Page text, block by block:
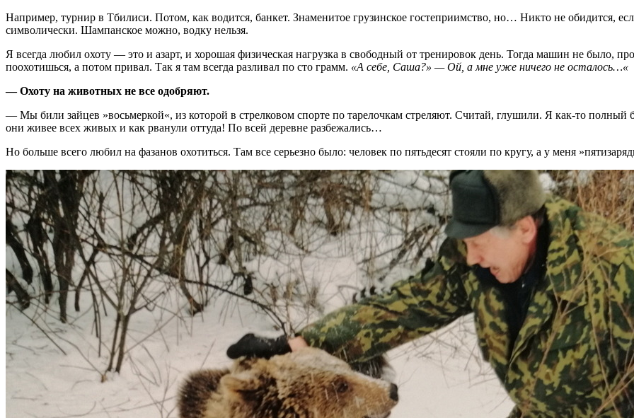
Например, турнир в Тбилиси. Потом, как водится, банкет. Знаменитое грузинское гостеприимство, но… Никто не обидится,
символически. Шампанское можно, водку нельзя.
Я всегда любил охоту — это и азарт, и хорошая физическая нагрузка в свободный от тренировок день. Тогда машин не было,
поохотишься, а потом привал. Так я там всегда разливал по сто грамм. «А себе, Саша?» — Ой, а мне уже ничего не осталось…«
— Охоту на животных не все одобряют.
— Мы били зайцев »восьмеркой«, из которой в стрелковом спорте по тарелочкам стреляют. Считай, глушили. Я как-то
они живее всех живых и как рванули оттуда! По всей деревне разбежались…
Но больше всего любил на фазанов охотиться. Там все серьезно было: человек по пятьдесят стояли по кругу, а у меня